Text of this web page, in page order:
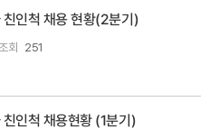
인척 채용 현황(2분기)
조회 251
인척 채용현황 (1분기)